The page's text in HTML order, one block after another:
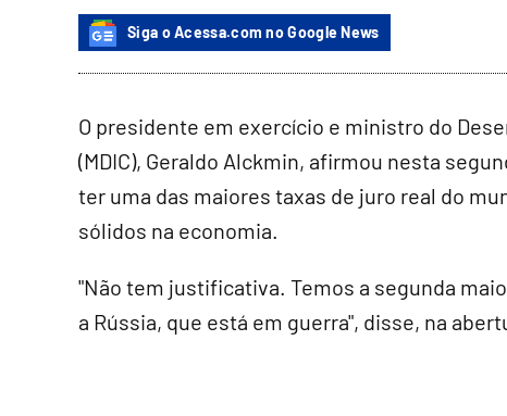
Siga o Acessa.com no Google News
O presidente em exercício e ministro do
(MDIC), Geraldo Alckmin, afirmou nesta
ter uma das maiores taxas de juro real do
sólidos na economia.
"Não tem justificativa. Temos a segunda
a Rússia, que está em guerra", disse, na